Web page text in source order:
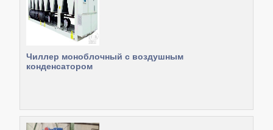
Чиллер моноблочный с воздушным
конденсатором